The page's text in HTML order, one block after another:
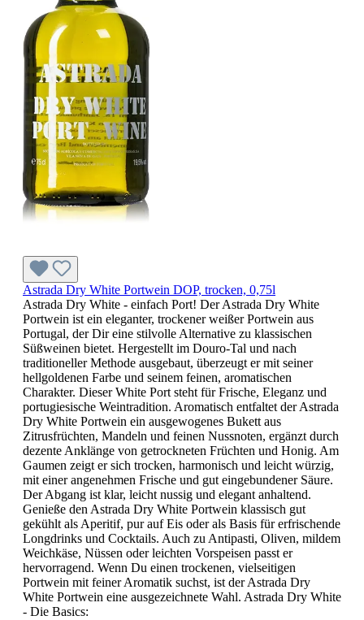
Astrada Dry White Portwein DOP, trocken, 0,75l
Astrada Dry White - einfach Port! Der Astrada Dry White
Portwein ist ein eleganter, trockener weißer Portwein aus
Portugal, der Dir eine stilvolle Alternative zu klassischen
Süßweinen bietet. Hergestellt im Douro-Tal und nach
traditioneller Methode ausgebaut, überzeugt er mit seiner
hellgoldenen Farbe und seinem feinen, aromatischen
Charakter. Dieser White Port steht für Frische, Eleganz und
portugiesische Weintradition. Aromatisch entfaltet der Astrada
Dry White Portwein ein ausgewogenes Bukett aus
Zitrusfrüchten, Mandeln und feinen Nussnoten, ergänzt durch
dezente Anklänge von getrockneten Früchten und Honig. Am
Gaumen zeigt er sich trocken, harmonisch und leicht würzig,
mit einer angenehmen Frische und gut eingebundener Säure.
Der Abgang ist klar, leicht nussig und elegant anhaltend.
Genieße den Astrada Dry White Portwein klassisch gut
gekühlt als Aperitif, pur auf Eis oder als Basis für erfrischende
Longdrinks und Cocktails. Auch zu Antipasti, Oliven, mildem
Weichkäse, Nüssen oder leichten Vorspeisen passt er
hervorragend. Wenn Du einen trockenen, vielseitigen
Portwein mit feiner Aromatik suchst, ist der Astrada Dry
White Portwein eine ausgezeichnete Wahl. Astrada Dry White
- Die Basics: